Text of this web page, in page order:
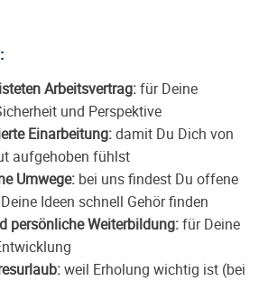
Arbeitsvertrag:für Deine
und Perspektive
Einarbeitung:damit Du Dich von
aufgehoben fühlst
Umwege: bei uns findest Du offene
Ideen schnell Gehör finden
persönliche Weiterbildung:für Deine
weil Erholung wichtig ist (bei